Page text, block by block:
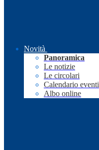
Novità
Panoramica
Le notizie
Le circolari
Calendario eventi
Albo online